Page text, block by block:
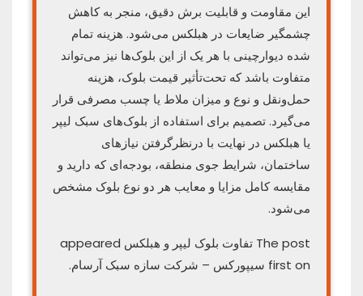
این مقاومت و قابلیت برش دقیق، منجر به کاهش
چشمگیر ضایعات در هبلکس می‌شود. هزینه تمام
شده دیوارچینی با هر یک از این بلوک‌ها نیز می‌تواند
متفاوت باشد که تحت‌تأثیر قیمت بلوک، هزینه
حمل‌ونقل و نوع و میزان ملاط یا چسب مصرفی قرار
می‌گیرد. تصمیم برای استفاده از بلوک‌های سبک لیپر
یا هبلکس در نهایت با درنظرگرفتن نیازهای
ساختمان، شرایط جوی منطقه، بودجه‌ای که دارید و
مقایسه کامل مزایا و معایب هر دو نوع بلوک مشخص
می‌شود.
The post تفاوت بلوک لیپر و هبلکس appeared
first on سیپورکس – شرکت سازه سبک آرسام.